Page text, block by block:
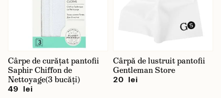
Cârpe de curățat pantofii
Saphir Chiffon de
Nettoyage(3 bucăți)
49 lei
Cârpă de lustruit pantofii
Gentleman Store
20 lei